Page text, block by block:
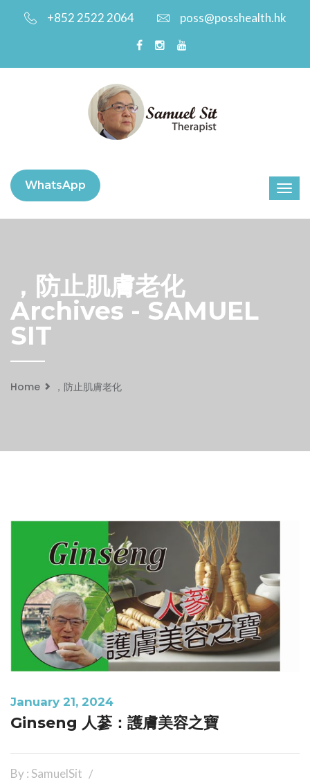
+852 2522 2064 poss@posshealth.hk
WhatsApp
，防止肌膚老化
Archives - SAMUEL
SIT
Home ，防止肌膚老化
January 21, 2024
Ginseng 人蔘：護膚美容之寶
By : SamuelSit